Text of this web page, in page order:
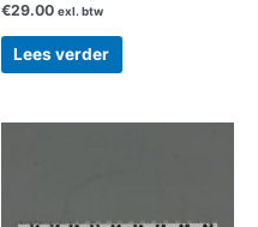
€29.00 exl. btw
Lees verder